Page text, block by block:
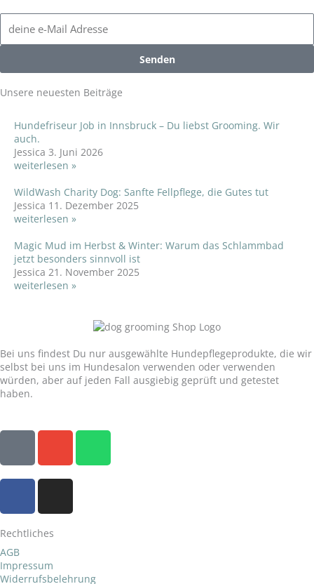
Email
Address
Senden
Unsere neuesten Beiträge
Hundefriseur Job in Innsbruck – Du liebst Grooming. Wir
auch.
Jessica 3. Juni 2026
weiterlesen »
WildWash Charity Dog: Sanfte Fellpflege, die Gutes tut
Jessica 11. Dezember 2025
weiterlesen »
Magic Mud im Herbst & Winter: Warum das Schlammbad
jetzt besonders sinnvoll ist
Jessica 21. November 2025
weiterlesen »
Bei uns findest Du nur ausgewählte Hundepflegeprodukte, die wir
selbst bei uns im Hundesalon verwenden oder verwenden
würden, aber auf jeden Fall ausgiebig geprüft und getestet
haben.
P
o
e
E
v
l
W
a
F
c
e
b
o
I
s
g
Rechtliches
AGB
Impressum
Widerrufsbelehrung